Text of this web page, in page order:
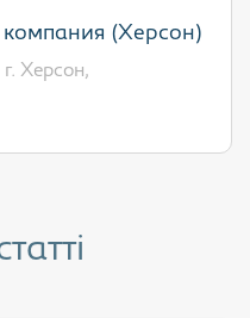
компания (Херсон)
Херсон,